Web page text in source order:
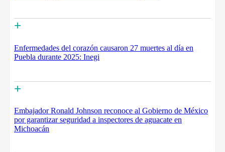
+
Enfermedades del corazón causaron 27 muertes al día en
Puebla durante 2025: Inegi
+
Embajador Ronald Johnson reconoce al Gobierno de México
por garantizar seguridad a inspectores de aguacate en
Michoacán